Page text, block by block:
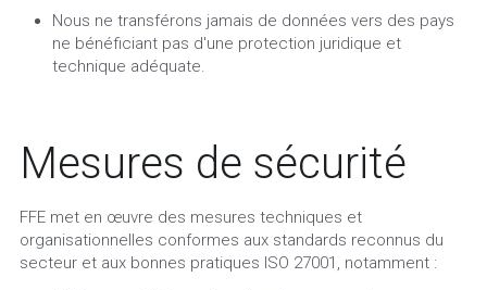
Nous ne transférons jamais de données vers des pays
ne bénéficiant pas d'une protection juridique et
technique adéquate.
Mesures de sécurité
FFE met en œuvre des mesures techniques et
organisationnelles conformes aux standards reconnus du
secteur et aux bonnes pratiques ISO 27001, notamment :